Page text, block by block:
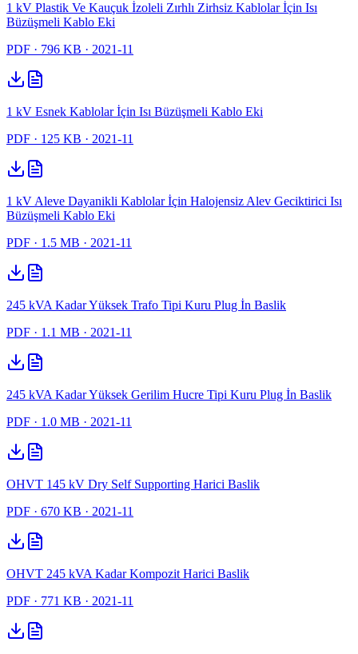
1 kV Plastik Ve Kauçuk İzoleli Zırhlı Zirhsiz Kablolar İçin Isı
Büzüşmeli Kablo Eki
PDF · 796 KB · 2021-11
1 kV Esnek Kablolar İçin Isı Büzüşmeli Kablo Eki
PDF · 125 KB · 2021-11
1 kV Aleve Dayanikli Kablolar İçin Halojensiz Alev Geciktirici Isı
Büzüşmeli Kablo Eki
PDF · 1.5 MB · 2021-11
245 kVA Kadar Yüksek Trafo Tipi Kuru Plug İn Baslik
PDF · 1.1 MB · 2021-11
245 kVA Kadar Yüksek Gerilim Hucre Tipi Kuru Plug İn Baslik
PDF · 1.0 MB · 2021-11
OHVT 145 kV Dry Self Supporting Harici Baslik
PDF · 670 KB · 2021-11
OHVT 245 kVA Kadar Kompozit Harici Baslik
PDF · 771 KB · 2021-11